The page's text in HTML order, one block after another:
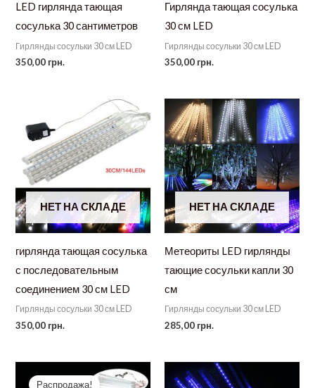
LED гирлянда тающая
сосулька 30 сантиметров
Гирлянды сосульки 30 см LED
350,00 грн.
Гирлянда тающая сосулька
30 см LED
Гирлянды сосульки 30 см LED
350,00 грн.
НЕТ НА СКЛАДЕ
гирлянда тающая сосулька
с последовательным
соединением 30 см LED
Гирлянды сосульки 30 см LED
350,00 грн.
НЕТ НА СКЛАДЕ
Метеориты LED гирлянды
тающие сосульки капли 30
см
Гирлянды сосульки 30 см LED
285,00 грн.
Распродажа!